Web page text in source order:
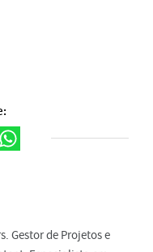
Gestor de Projetos e